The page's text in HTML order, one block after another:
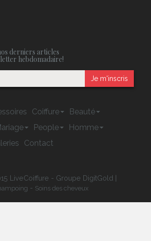
derniers articles
hebdomadaire!
Je m'inscris
Coiffure
Beauté
People
Homme
Contact
LiveCoiffure - Groupe DigitGold |
- Soins des cheveux